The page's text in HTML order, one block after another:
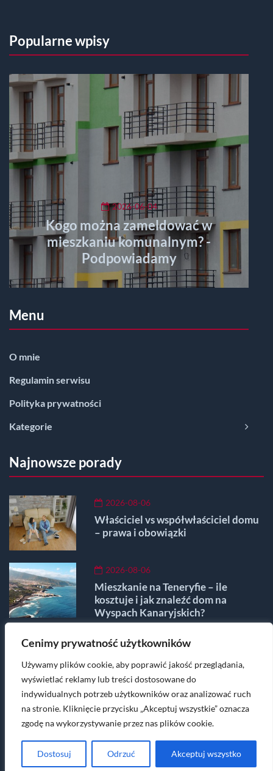
Cenimy prywatność użytkowników
Używamy plików cookie, aby poprawić jakość przeglądania,
wyświetlać reklamy lub treści dostosowane do
indywidualnych potrzeb użytkowników oraz analizować ruch
na stronie. Kliknięcie przycisku „Akceptuj wszystkie” oznacza
zgodę na wykorzystywanie przez nas plików cookie.
Dostosuj Odrzuć Akceptuj wszystko
Popularne wpisy
2026-06-04
Kogo można zameldować w
mieszkaniu komunalnym? -
Podpowiadamy
Menu
O mnie
Regulamin serwisu
Polityka prywatności
Kategorie
Najnowsze porady
2026-08-06
Właściciel vs współwłaściciel domu
– prawa i obowiązki
2026-08-06
Mieszkanie na Teneryfie – ile
kosztuje i jak znaleźć dom na
Wyspach Kanaryjskich?
2026-08-06
Mieszkanie w Poznaniu – ile
kosztuje metr kwadratowy w stolicy
Wielkopolski?
Masz pytania lub wątpliwości? Napisz na
kontakt@sprawdzonynajemca.pl